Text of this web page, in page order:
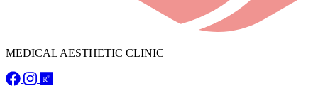
MEDICAL AESTHETIC CLINIC